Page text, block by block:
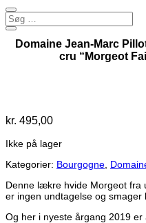
Domaine Jean-Marc
cru “Morgeot
kr. 495,00
Ikke på lager
Kategorier: Bourgogne
Denne lækre hvide Morgeot fra
er ingen undtagelse og smager
Og her i nyeste årgang 2019 er